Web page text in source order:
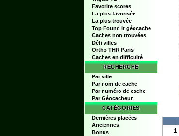
Favorite scores
La plus favorisée
La plus trouvée
Top Found it géocache
Caches non trouvées
Défi villes
Ortho THR Paris
Caches en difficulté
RECHERCHE
Par ville
Par nom de cache
Par numéro de cache
Par Géocacheur
CATÉGORIES
Dernières placées
Anciennes
Bonus
1